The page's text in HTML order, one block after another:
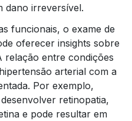
dano irreversível.
funcionais, o exame de
oferecer insights sobre
relação entre condições
arterial com a
Por exemplo,
retinopatia,
e pode resultar em